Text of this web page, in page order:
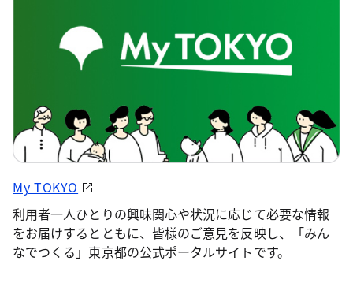
My TOKYO
利用者一人ひとりの興味関心や状況に応じて必要な情報
をお届けするとともに、皆様のご意見を反映し、「みん
なでつくる」東京都の公式ポータルサイトです。